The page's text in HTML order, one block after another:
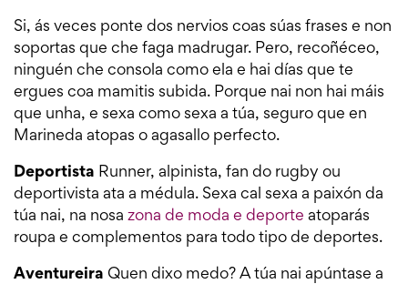
Si, ás veces ponte dos nervios coas súas frases e non
soportas que che faga madrugar. Pero, recoñéceo,
ninguén che consola como ela e hai días que te
ergues coa mamitis subida. Porque nai non hai máis
que unha, e sexa como sexa a túa, seguro que en
Marineda atopas o agasallo perfecto.
Deportista Runner, alpinista, fan do rugby ou
deportivista ata a médula. Sexa cal sexa a paixón da
túa nai, na nosa zona de moda e deporte atoparás
roupa e complementos para todo tipo de deportes.
Aventureira Quen dixo medo? A túa nai apúntase a